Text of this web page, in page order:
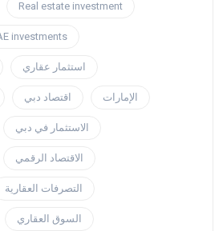
Real estate investment
investments
استثمار عقاري
اقتصاد دبي الإمارات
الاستثمار في دبي
الاقتصاد الرقمي
التصرفات العقارية
السوق العقاري